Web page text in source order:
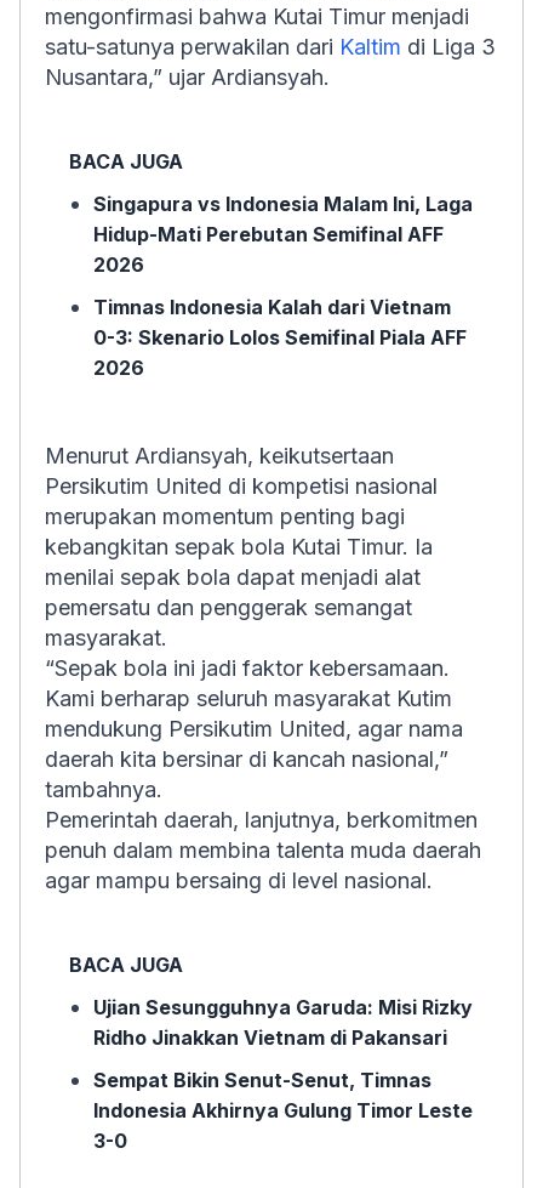
mengonfirmasi bahwa Kutai Timur menjadi
satu-satunya perwakilan dari Kaltim di Liga 3
Nusantara,” ujar Ardiansyah.
BACA JUGA
Singapura vs Indonesia Malam Ini, Laga
Hidup-Mati Perebutan Semifinal AFF
2026
Timnas Indonesia Kalah dari Vietnam
0-3: Skenario Lolos Semifinal Piala AFF
2026
Menurut Ardiansyah, keikutsertaan
Persikutim United di kompetisi nasional
merupakan momentum penting bagi
kebangkitan sepak bola Kutai Timur. Ia
menilai sepak bola dapat menjadi alat
pemersatu dan penggerak semangat
masyarakat.
“Sepak bola ini jadi faktor kebersamaan.
Kami berharap seluruh masyarakat Kutim
mendukung Persikutim United, agar nama
daerah kita bersinar di kancah nasional,”
tambahnya.
Pemerintah daerah, lanjutnya, berkomitmen
penuh dalam membina talenta muda daerah
agar mampu bersaing di level nasional.
BACA JUGA
Ujian Sesungguhnya Garuda: Misi Rizky
Ridho Jinakkan Vietnam di Pakansari
Sempat Bikin Senut-Senut, Timnas
Indonesia Akhirnya Gulung Timor Leste
3-0